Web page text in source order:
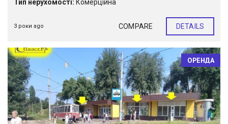
Тип нерухомості: Комерційна
3 роки ago COMPARE DETAILS
ОРЕНДА